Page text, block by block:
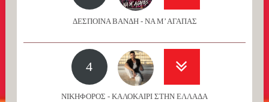
ΔΕΣΠΟΙΝΑ ΒΑΝΔΗ - ΝΑ Μ’ ΑΓΑΠΑΣ
4
ΝΙΚΗΦΟΡΟΣ - ΚΑΛΟΚΑΙΡΙ ΣΤΗΝ ΕΛΛΑΔΑ